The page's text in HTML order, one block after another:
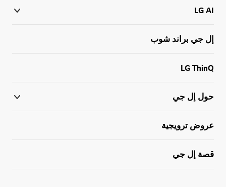
LG AI
إل جي براند شوب
LG ThinQ
حول إل جي
عروض ترويجية
قصة إل جي